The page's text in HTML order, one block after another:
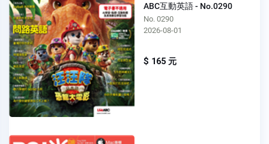
ABC互動英語 - No.0290
No. 0290
2026-08-01
$ 165 元